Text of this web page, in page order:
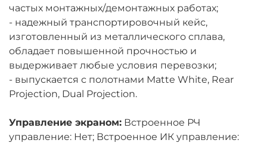
частых монтажных/демонтажных работах;
- надежный транспортировочный кейс,
изготовленный из металлического сплава,
обладает повышенной прочностью и
выдерживает любые условия перевозки;
- выпускается с полотнами Matte White, Rear
Projection, Dual Projection.
Управление экраном: Встроенное РЧ
управление: Нет; Встроенное ИК управление: